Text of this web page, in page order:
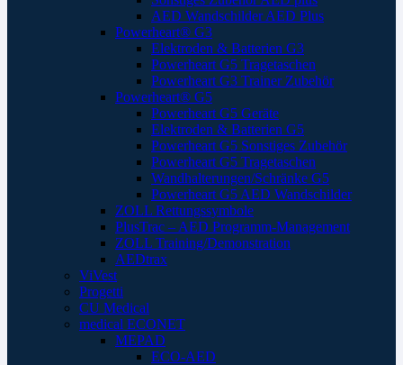
AED Wandschilder AED Plus
Powerheart® G3
Elektroden & Batterien G3
Powerheart G5 Tragetaschen
Powerheart G3 Trainer Zubehör
Powerheart® G5
Powerheart G5 Geräte
Elektroden & Batterien G5
Powerheart G5 Sonstiges Zubehör
Powerheart G5 Tragetaschen
Wandhalterungen/Schränke G5
Powerheart G5 AED Wandschilder
ZOLL Rettungssymbole
PlusTrac – AED Programm-Management
ZOLL Training/Demonstration
AEDtrax
ViVest
Progetti
CU Medical
medical ECONET
MEPAD
ECO-AED